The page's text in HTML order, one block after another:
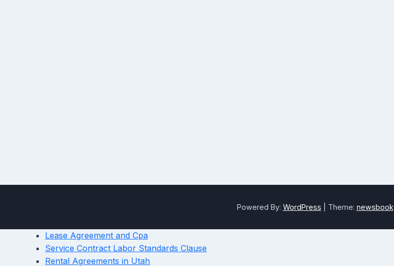
Powered By: WordPress Theme: newsbook
Lease Agreement and Cpa
Service Contract Labor Standards Clause
Rental Agreements in Utah